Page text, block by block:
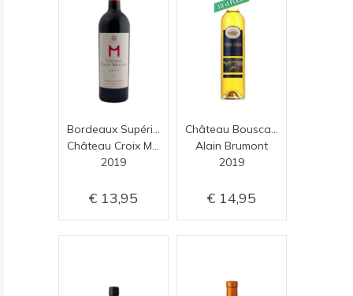
2019
13,95
Alain Brumont
2019
14,95